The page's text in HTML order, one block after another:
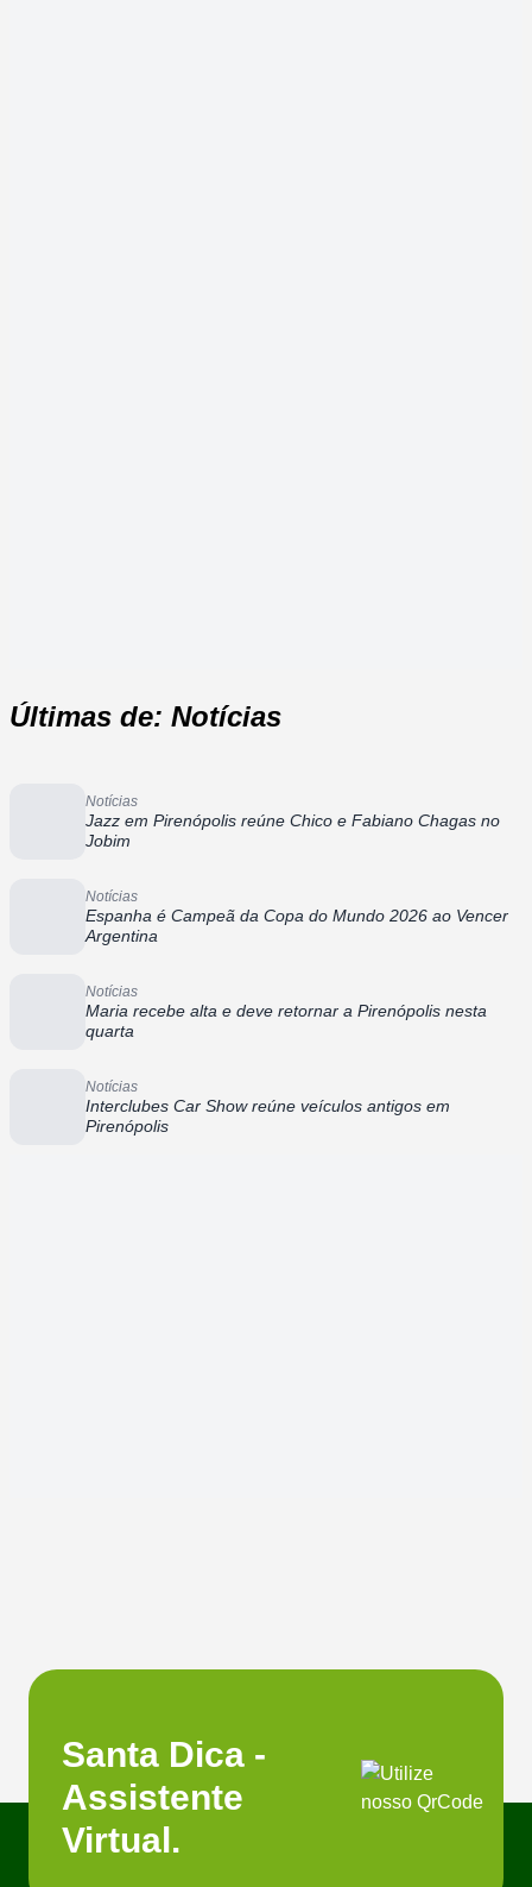
Últimas de: Notícias
Notícias
Jazz em Pirenópolis reúne Chico e Fabiano Chagas no
Jobim
Notícias
Espanha é Campeã da Copa do Mundo 2026 ao Vencer
Argentina
Notícias
Maria recebe alta e deve retornar a Pirenópolis nesta
quarta
Notícias
Interclubes Car Show reúne veículos antigos em
Pirenópolis
Santa Dica -
Assistente
Virtual.